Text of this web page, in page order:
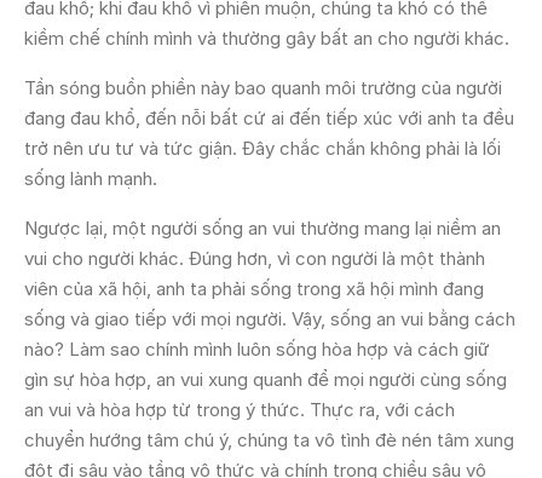
đau khổ; khi đau khổ vì phiền muộn, chúng ta khó có thể
kiềm chế chính mình và thường gây bất an cho người khác.
Tần sóng buồn phiền này bao quanh môi trường của người
đang đau khổ, đến nỗi bất cứ ai đến tiếp xúc với anh ta đều
trở nên ưu tư và tức giận. Đây chắc chắn không phải là lối
sống lành mạnh.
Ngược lại, một người sống an vui thường mang lại niềm an
vui cho người khác. Đúng hơn, vì con người là một thành
viên của xã hội, anh ta phải sống trong xã hội mình đang
sống và giao tiếp với mọi người. Vậy, sống an vui bằng cách
nào? Làm sao chính mình luôn sống hòa hợp và cách giữ
gìn sự hòa hợp, an vui xung quanh để mọi người cùng sống
an vui và hòa hợp từ trong ý thức. Thực ra, với cách
chuyển hướng tâm chú ý, chúng ta vô tình đè nén tâm xung
đột đi sâu vào tầng vô thức và chính trong chiều sâu vô